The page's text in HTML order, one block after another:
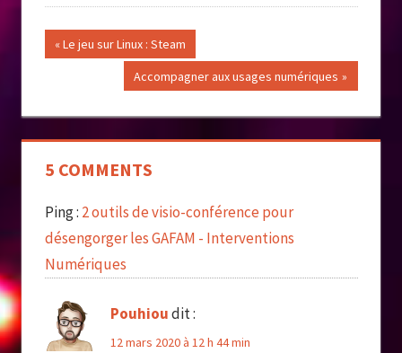
Navigation
l’article
Previous
Le jeu sur Linux : Steam
Next
Accompagner aux usages numériques
5 COMMENTS
Ping : 2 outils de visio-conférence pour
désengorger les GAFAM - Interventions
Numériques
Pouhioudit :
12 mars 2020 à 12 h 44 min